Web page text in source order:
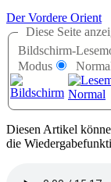
Der Vordere Orient
Diese Seite
Bildschirm-
Modus
Diesen Artikel
die